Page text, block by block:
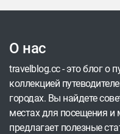
О нас
travelblog.cc - это блог о
коллекцией
городах. Вы найдете
местах для посещения и
предлагает полезные